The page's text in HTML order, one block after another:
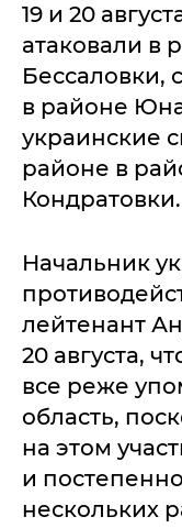
19 и 20
атаковали в
Бессаловки,
в районе
украинские
районе в
Кондратовки.
Начальник
лейтенант
20 августа,
все реже
область,
на этом
и
нескольких